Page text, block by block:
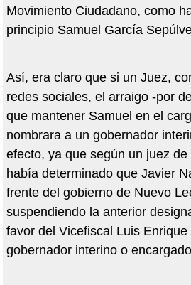
Movimiento Ciudadano, como
principio Samuel García
Así, era claro que si un Juez,
redes sociales, el arraigo -por
que mantener Samuel en el
nombrara a un gobernador
efecto, ya que según un juez
había determinado que Javier
frente del gobierno de Nuevo
suspendiendo la anterior
favor del Vicefiscal Luis
gobernador interino o